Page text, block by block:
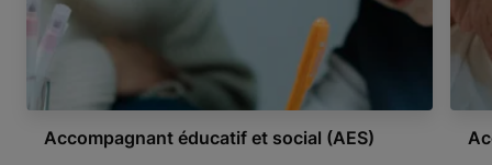
Accompagnant éducatif et social (AES)